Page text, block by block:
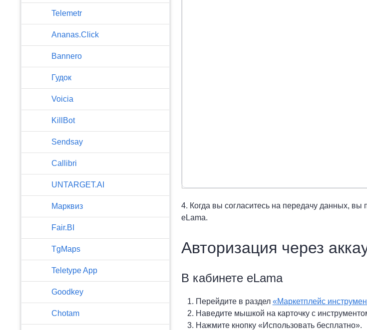
Telemetr
Ananas.Click
Bannero
Гудок
Voicia
KillBot
Sendsay
Callibri
UNTARGET.AI
Марквиз
Fair.BI
TgMaps
Teletype App
Goodkey
Chotam
4. Когда вы согласитесь на передачу данных, вы
eLama.
Авторизация через
В кабинете eLama
Перейдите в раздел «Маркетплейс
Наведите мышкой на карточку с
Нажмите кнопку «Использовать бесплатно».